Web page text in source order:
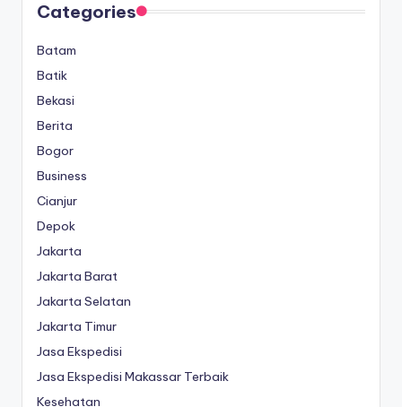
Categories
Batam
Batik
Bekasi
Berita
Bogor
Business
Cianjur
Depok
Jakarta
Jakarta Barat
Jakarta Selatan
Jakarta Timur
Jasa Ekspedisi
Jasa Ekspedisi Makassar Terbaik
Kesehatan